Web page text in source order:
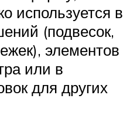
используется в
(подвесок,
элементов
или в
для других